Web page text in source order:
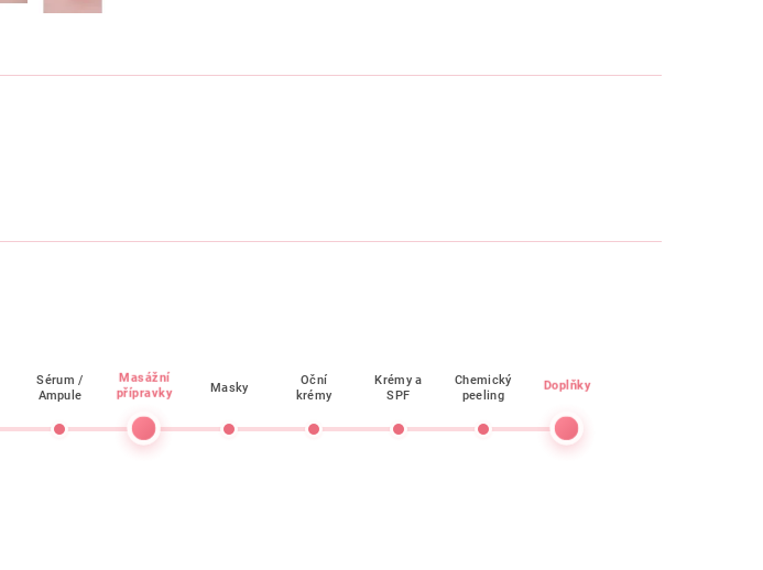
Sérum /
Ampule
Masážní
přípravky Masky
Oční
krémy
Krémy a
SPF
Chemický
peeling
Doplňky